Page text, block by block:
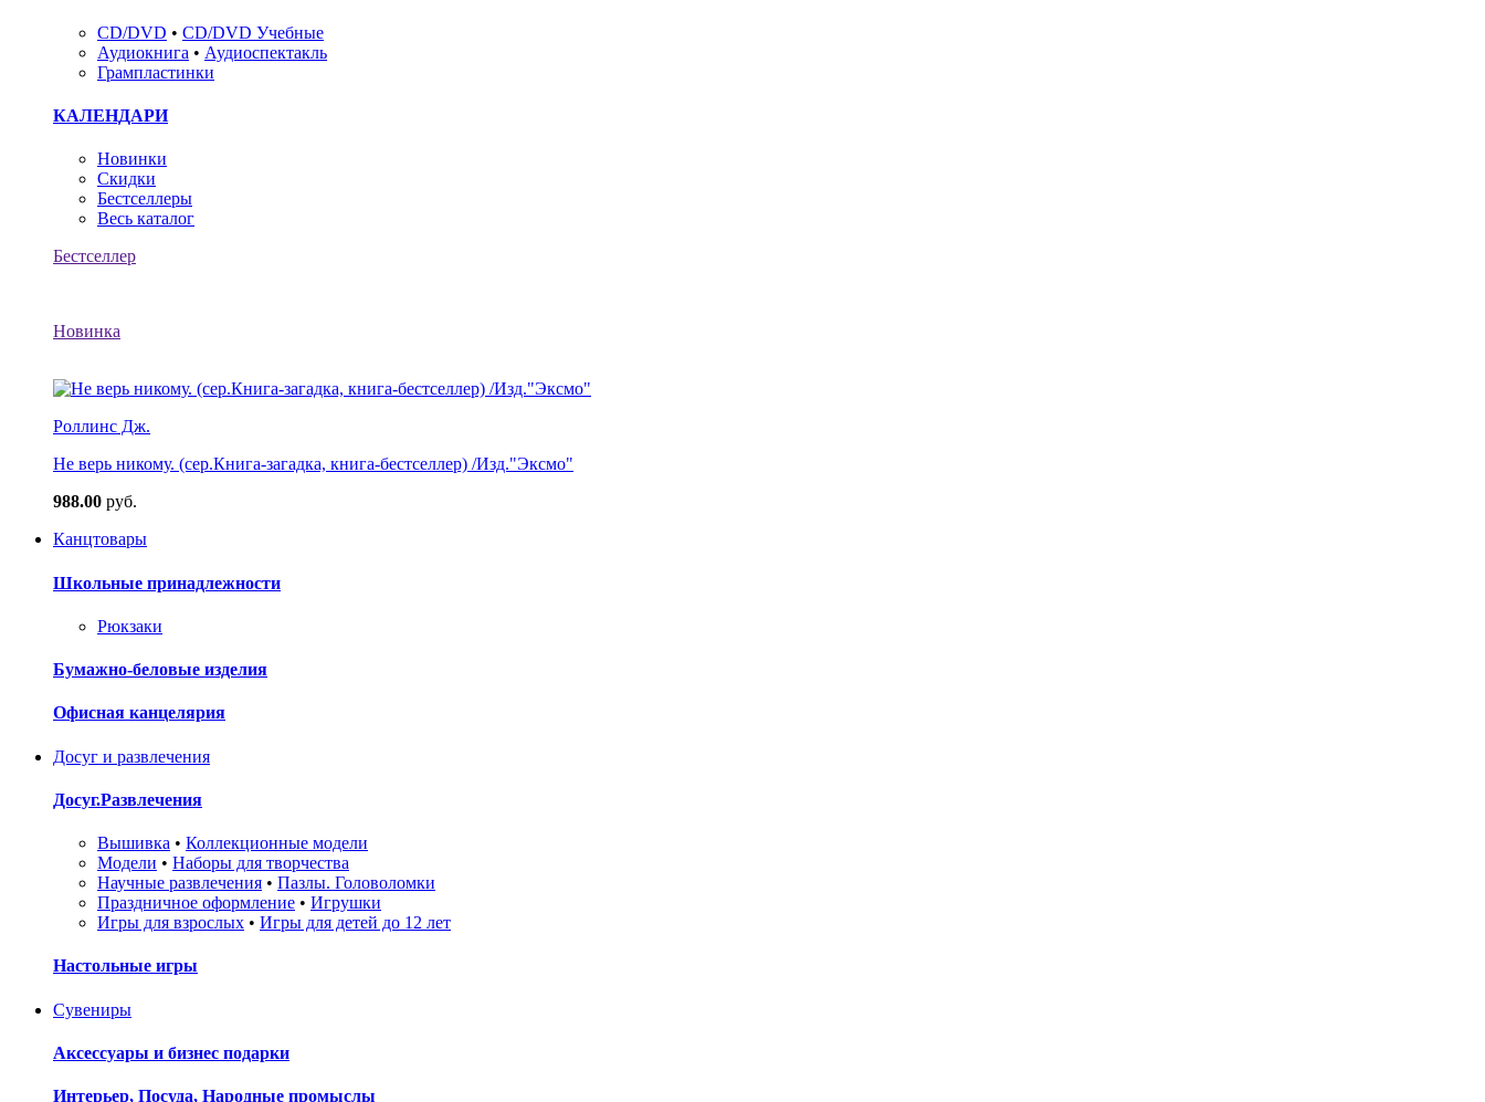
CD/DVD • CD/DVD Учебные
Аудиокнига • Аудиоспектакль
Грампластинки
КАЛЕНДАРИ
Новинки
Скидки
Бестселлеры
Весь каталог
Бестселлер
Новинка
Роллинс Дж.
Не верь никому. (сер.Книга-загадка, книга-бестселлер) /Изд."Эксмо"
988.00 руб.
Канцтовары
Школьные принадлежности
Рюкзаки
Бумажно-беловые изделия
Офисная канцелярия
Досуг и развлечения
Досуг.Развлечения
Вышивка • Коллекционные модели
Модели • Наборы для творчества
Научные развлечения • Пазлы. Головоломки
Праздничное оформление • Игрушки
Игры для взрослых • Игры для детей до 12 лет
Настольные игры
Сувениры
Аксессуары и бизнес подарки
Интерьер, Посуда, Народные промыслы